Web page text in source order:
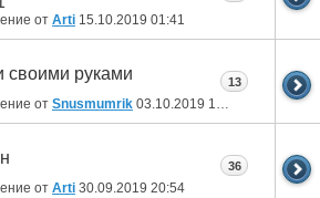
от Arti 15.10.2019 01:41
своими руками
от Snusmumrik 03.10.2019 12:52
13
от Arti 30.09.2019 20:54
36